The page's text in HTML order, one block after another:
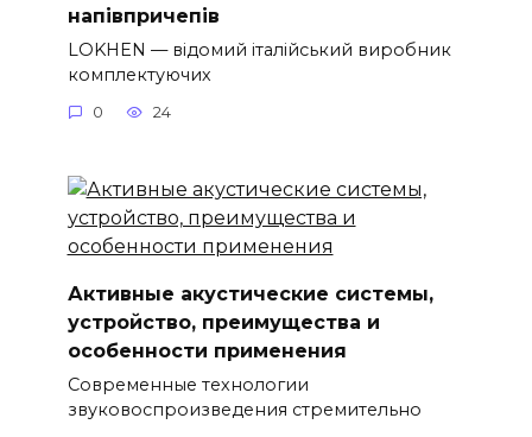
напівпричепів
LOKHEN — відомий італійський виробник
комплектуючих
0 24
Активные акустические системы,
устройство, преимущества и
особенности применения
Современные технологии
звуковоспроизведения стремительно